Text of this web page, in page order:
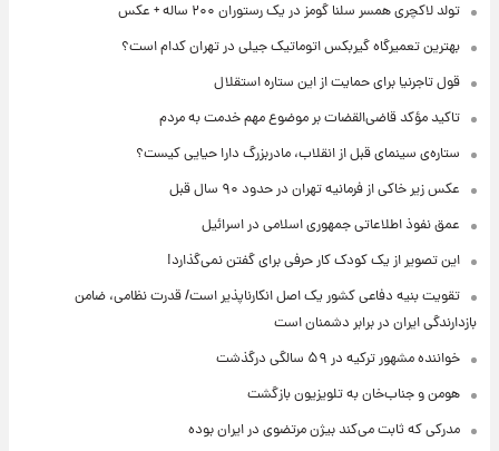
تولد لاکچری همسر سلنا گومز در یک رستوران ۲۰۰ ساله + عکس
بهترین تعمیرگاه گیربکس اتوماتیک جیلی در تهران کدام است؟
قول تاجرنیا برای حمایت از این ستاره استقلال
تاکید مؤکد قاضی‌القضات بر موضوع مهم خدمت به مردم
ستاره‌ی سینمای قبل از انقلاب، مادربزرگ دارا حیایی کیست؟
عکس زیر خاکی از فرمانیه تهران در حدود ۹۰ سال قبل
عمق نفوذ اطلاعاتی جمهوری اسلامی در اسرائیل
این تصویر از یک کودک کار حرفی برای گفتن نمی‌گذارد!
تقویت بنیه دفاعی کشور یک اصل انکارناپذیر است/ قدرت نظامی، ضامن
بازدارندگی ایران در برابر دشمنان است
خواننده مشهور ترکیه در ۵۹ سالگی درگذشت
هومن و جناب‌خان به تلویزیون بازگشت
مدرکی که ثابت می‌کند بیژن مرتضوی در ایران بوده